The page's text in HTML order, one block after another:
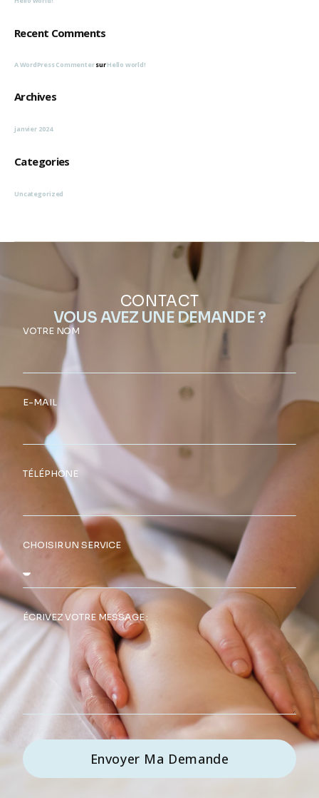
Recent Comments
A WordPress CommentersurHello world!
Archives
janvier 2024
Categories
Uncategorized
CONTACT
VOUS AVEZ UNE DEMANDE ?
VOTRE NOM
E-MAIL
TÉLÉPHONE
CHOISIR UN SERVICE
ÉCRIVEZ VOTRE MESSAGE :
Envoyer Ma Demande